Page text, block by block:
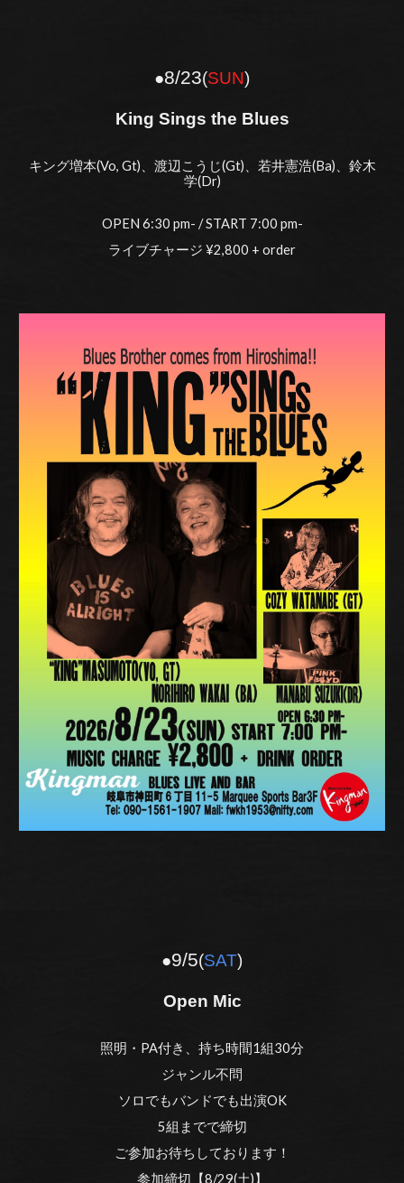
●8/23(SUN)
King Sings the Blues
キング増本(Vo, Gt)、渡辺こうじ(Gt)、若井憲浩(Ba)、鈴木
学(Dr)
OPEN 6:30 pm- / START 7:00 pm-
ライブチャージ ¥2,800 + order
●9/5(SAT)
Open Mic
照明・PA付き、持ち時間1組30分
ジャンル不問
ソロでもバンドでも出演OK
5組までで締切
ご参加お待ちしております！
参加締切【8/29(土)】